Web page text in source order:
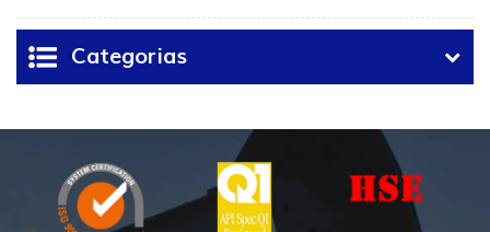
S selo para cabeças de
poço
Categorias